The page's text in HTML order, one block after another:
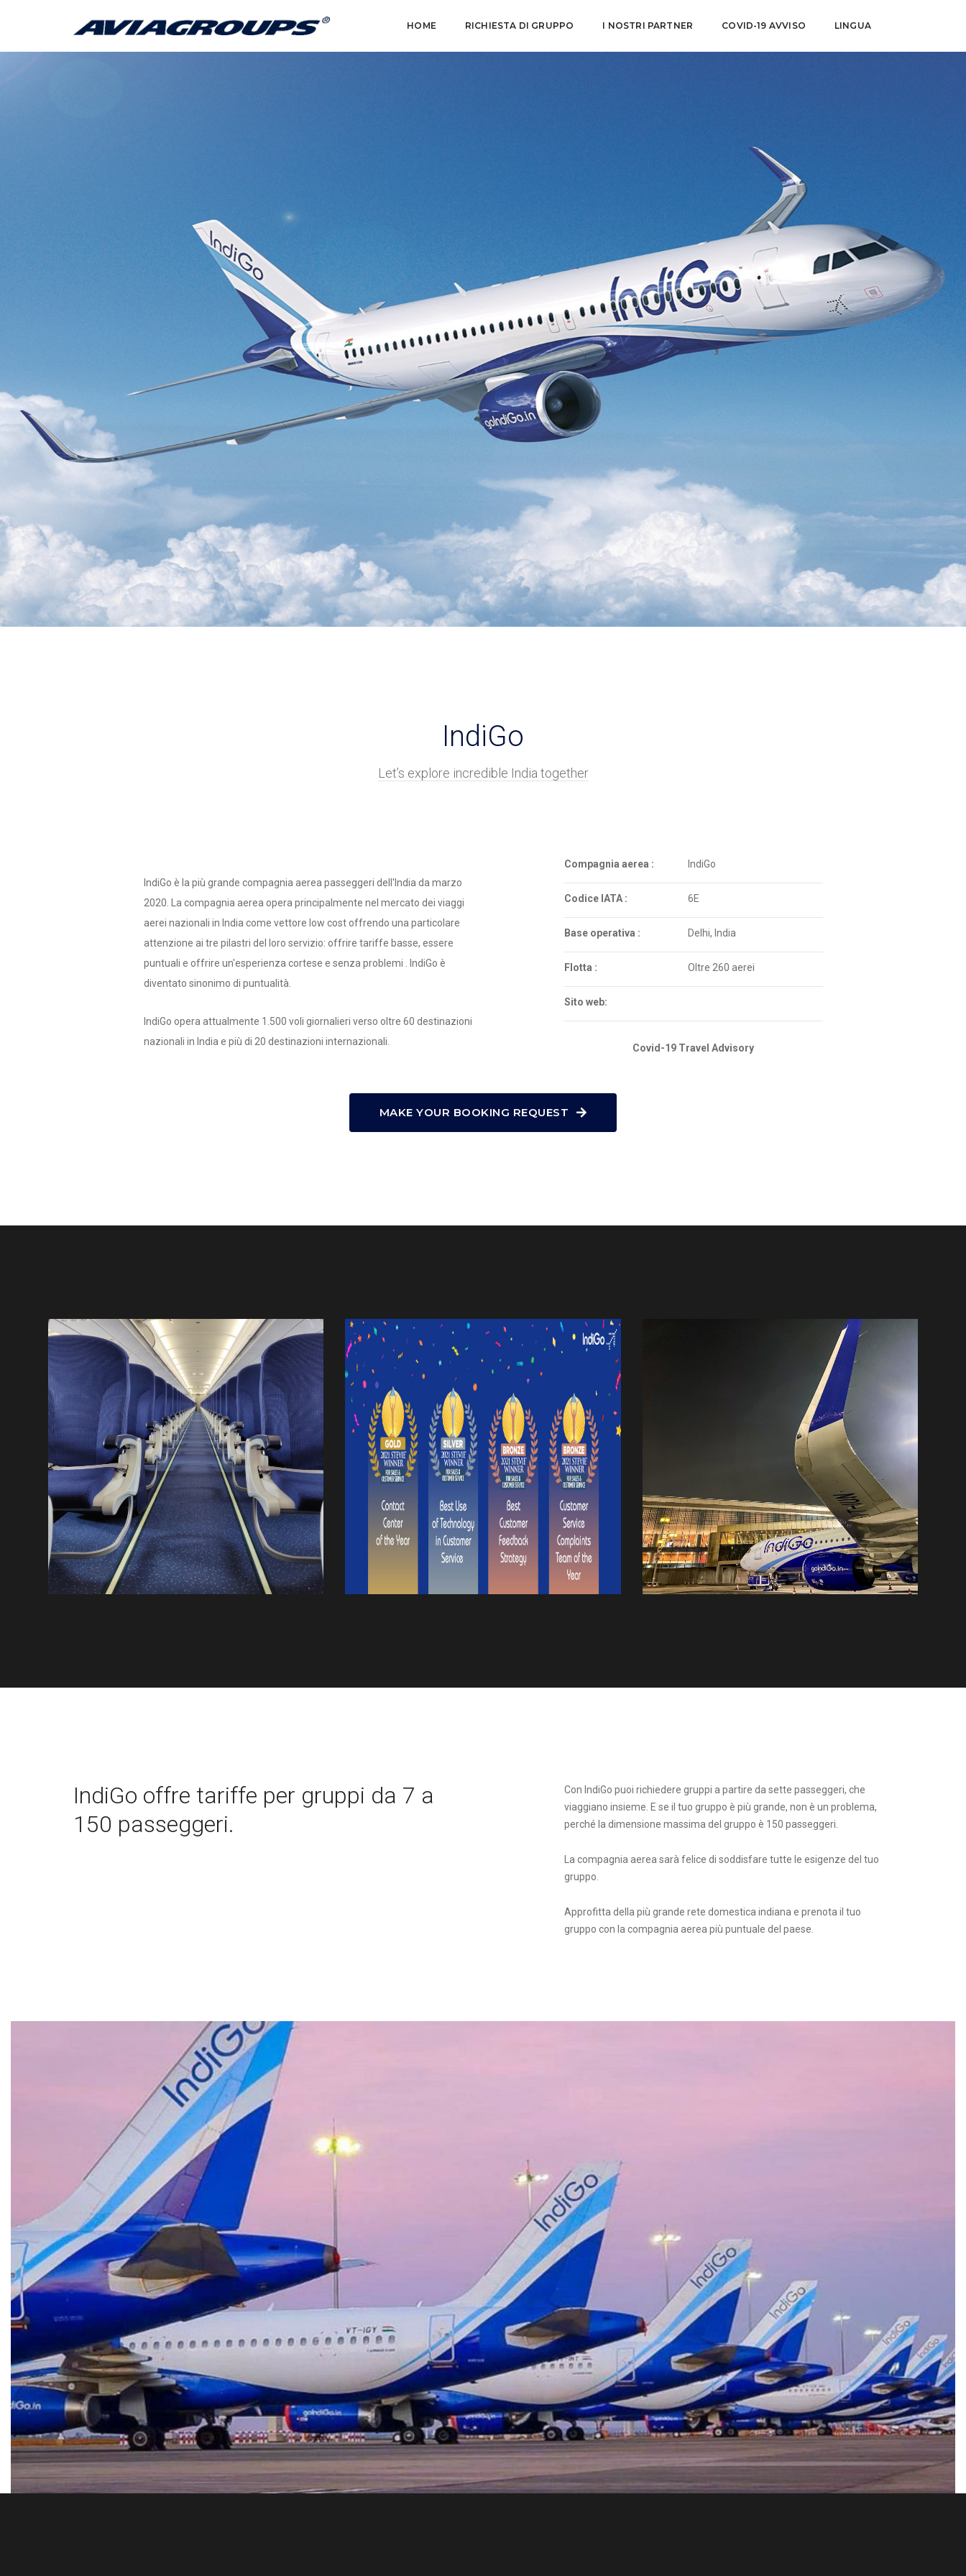
HOME RICHIESTA DI GRUPPO I NOSTRI PARTNER COVID-19 AVVISO LINGUA
IndiGo
Let’s explore incredible India together
IndiGo è la più grande compagnia aerea passeggeri dell'India da marzo
2020. La compagnia aerea opera principalmente nel mercato dei viaggi
aerei nazionali in India come vettore low cost offrendo una particolare
attenzione ai tre pilastri del loro servizio: offrire tariffe basse, essere
puntuali e offrire un'esperienza cortese e senza problemi . IndiGo è
diventato sinonimo di puntualità.
IndiGo opera attualmente 1.500 voli giornalieri verso oltre 60 destinazioni
nazionali in India e più di 20 destinazioni internazionali.
Compagnia aerea : IndiGo
Codice IATA : 6E
Base operativa : Delhi, India
Flotta : Oltre 260 aerei
Sito web:
Covid-19 Travel Advisory
MAKE YOUR BOOKING REQUEST
IndiGo offre tariffe per gruppi da 7 a
150 passeggeri.
Con IndiGo puoi richiedere gruppi a partire da sette passeggeri, che
viaggiano insieme. E se il tuo gruppo è più grande, non è un problema,
perché la dimensione massima del gruppo è 150 passeggeri.
La compagnia aerea sarà felice di soddisfare tutte le esigenze del tuo
gruppo.
Approfitta della più grande rete domestica indiana e prenota il tuo
gruppo con la compagnia aerea più puntuale del paese.